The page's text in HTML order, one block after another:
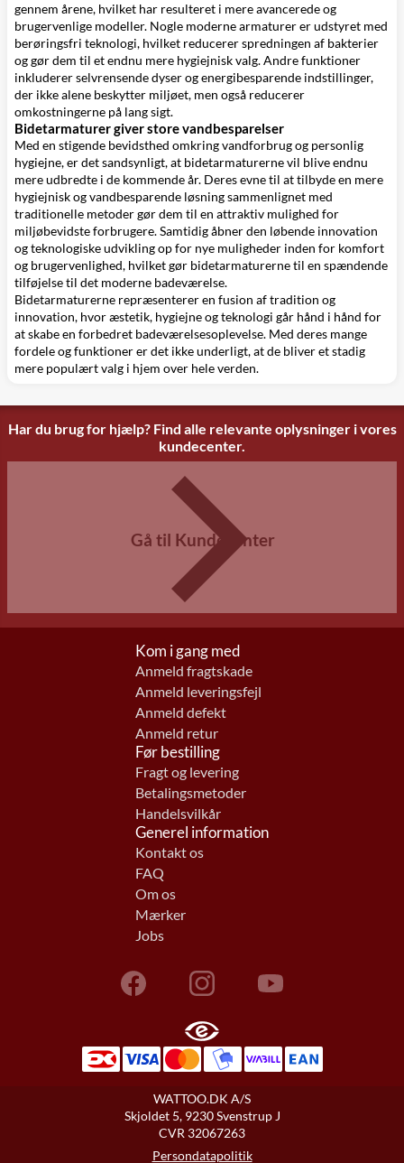
gennem årene, hvilket har resulteret i mere avancerede og
brugervenlige modeller. Nogle moderne armaturer er udstyret med
berøringsfri teknologi, hvilket reducerer spredningen af bakterier
og gør dem til et endnu mere hygiejnisk valg. Andre funktioner
inkluderer selvrensende dyser og energibesparende indstillinger,
der ikke alene beskytter miljøet, men også reducerer
omkostningerne på lang sigt.
Bidetarmaturer giver store vandbesparelser
Med en stigende bevidsthed omkring vandforbrug og personlig
hygiejne, er det sandsynligt, at bidetarmaturerne vil blive endnu
mere udbredte i de kommende år. Deres evne til at tilbyde en mere
hygiejnisk og vandbesparende løsning sammenlignet med
traditionelle metoder gør dem til en attraktiv mulighed for
miljøbevidste forbrugere. Samtidig åbner den løbende innovation
og teknologiske udvikling op for nye muligheder inden for komfort
og brugervenlighed, hvilket gør bidetarmaturerne til en spændende
tilføjelse til det moderne badeværelse.
Bidetarmaturerne repræsenterer en fusion af tradition og
innovation, hvor æstetik, hygiejne og teknologi går hånd i hånd for
at skabe en forbedret badeværelsesoplevelse. Med deres mange
fordele og funktioner er det ikke underligt, at de bliver et stadig
mere populært valg i hjem over hele verden.
Har du brug for hjælp? Find alle relevante oplysninger i vores
kundecenter.
Gå til Kundecenter
Kom i gang med
Anmeld fragtskade
Anmeld leveringsfejl
Anmeld defekt
Anmeld retur
Før bestilling
Fragt og levering
Betalingsmetoder
Handelsvilkår
Generel information
Kontakt os
FAQ
Om os
Mærker
Jobs
WATTOO.DK A/S
Skjoldet 5, 9230 Svenstrup J
CVR 32067263
Persondatapolitik